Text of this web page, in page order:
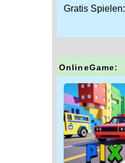
Gratis Spielen:
OnlineGame: